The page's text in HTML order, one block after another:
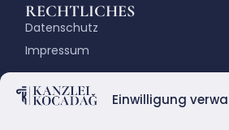
Einwilligung
RECHTLICHES
Datenschutz
Impressum
KONTAKT
Fasanenstraße 72, 10719 Berlin